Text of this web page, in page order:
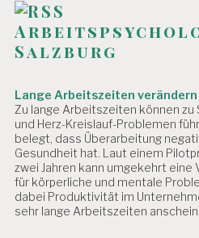
G
E
U
H
EI
T
S
S
C
H
U
Salzburg
Lange Arbeitszeiten verändern
Zu lange Arbeitszeiten können
und Herz-Kreislauf-Problemen
belegt, dass Überarbeitung
Gesundheit hat. Laut einem
zwei Jahren kann umgekehrt
für körperliche und mentale
dabei Produktivität im
sehr lange Arbeitszeiten